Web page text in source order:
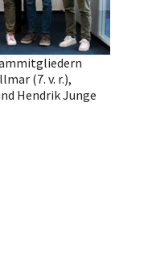
(7. v. r.),
Hendrik Junge